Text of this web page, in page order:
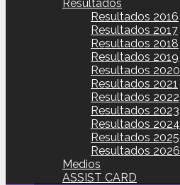
Resultados
Resultados 2016
Resultados 2017
Resultados 2018
Resultados 2019
Resultados 2020
Resultados 2021
Resultados 2022
Resultados 2023
Resultados 2024
Resultados 2025
Resultados 2026
Medios
ASSIST CARD